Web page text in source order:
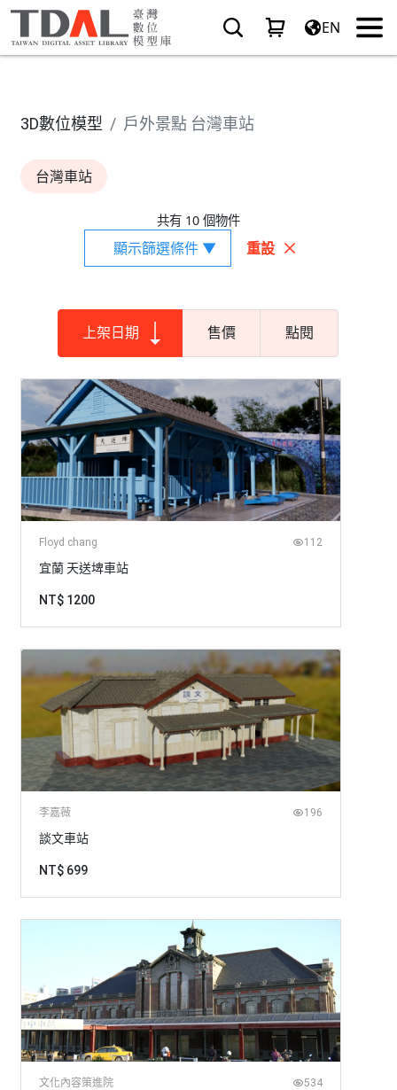
EN
3D數位模型 戶外景點 台灣車站
台灣車站
共有 10 個物件
顯示篩選條件 ▼ 重設
上架日期 售價 點閱
Floyd chang 112
宜蘭 天送埤車站
NT$ 1200
李嘉薇 196
談文車站
NT$ 699
文化內容策進院 534